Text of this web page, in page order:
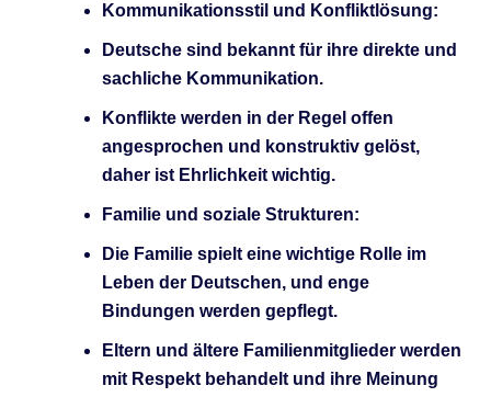
Kommunikationsstil und Konfliktlösung:
Deutsche sind bekannt für ihre direkte und
sachliche Kommunikation.
Konflikte werden in der Regel offen
angesprochen und konstruktiv gelöst,
daher ist Ehrlichkeit wichtig.
Familie und soziale Strukturen:
Die Familie spielt eine wichtige Rolle im
Leben der Deutschen, und enge
Bindungen werden gepflegt.
Eltern und ältere Familienmitglieder werden
mit Respekt behandelt und ihre Meinung